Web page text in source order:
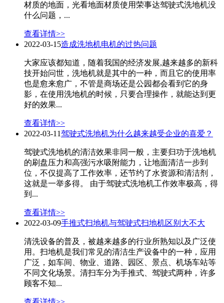
材质的地面，光看地面材质使用荣事达驾驶式洗地机没
什么问题，...
查看详情>>
2022-03-15造成洗地机电机的过热问题
大家应该都知道，随着我国的经济发展,越来越多的新科
技开始问世，洗地机就是其中的一种，而且它的使用率
也是愈来愈广，不管是商场还是公园都会看到它的身
影，在使用洗地机的时候，只要合理操作，就能达到更
好的效果...
查看详情>>
2022-03-11驾驶式洗地机为什么越来越受企业的喜爱？
驾驶式洗地机的清洁效果非同一般，主要归功于洗地机
的刷盘压力和高强污水吸附能力，让地面清洁一步到
位，不仅提高了工作效率，还节约了水资源和清洁剂，
这就是一举多得。 由于驾驶式洗地机工作效率极高，得
到...
查看详情>>
2022-03-09手推式扫地机与驾驶式扫地机区别大不大
清洗设备的普及，被越来越多的行业所熟知以及广泛使
用。扫地机是我们常见的清洁生产设备中的一种，应用
广泛，如车间、物业、道路、园区、景点、机场车站等
不同文化场景。清扫车分为手推式、驾驶式两种，许多
顾客不知...